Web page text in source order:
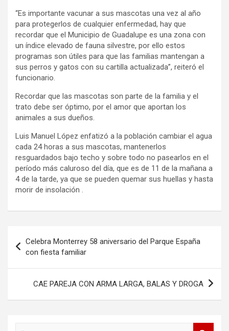
“Es importante vacunar a sus mascotas una vez al año
para protegerlos de cualquier enfermedad, hay que
recordar que el Municipio de Guadalupe es una zona con
un índice elevado de fauna silvestre, por ello estos
programas son útiles para que las familias mantengan a
sus perros y gatos con su cartilla actualizada”, reiteró el
funcionario.
Recordar que las mascotas son parte de la familia y el
trato debe ser óptimo, por el amor que aportan los
animales a sus dueños.
Luis Manuel López enfatizó a la población cambiar el agua
cada 24 horas a sus mascotas, mantenerlos
resguardados bajo techo y sobre todo no pasearlos en el
período más caluroso del día, que es de 11 de la mañana a
4 de la tarde, ya que se pueden quemar sus huellas y hasta
morir de insolación .
de
entradas
Celebra Monterrey 58 aniversario del Parque España
con fiesta familiar
CAE PAREJA CON ARMA LARGA, BALAS Y DROGA